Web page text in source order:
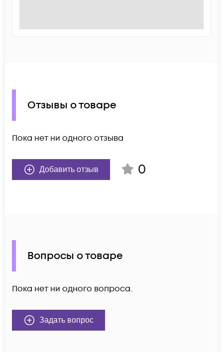
Отзывы о товаре
Пока нет ни одного отзыва
Добавить отзыв 0
Вопросы о товаре
Пока нет ни одного вопроса.
Задать вопрос